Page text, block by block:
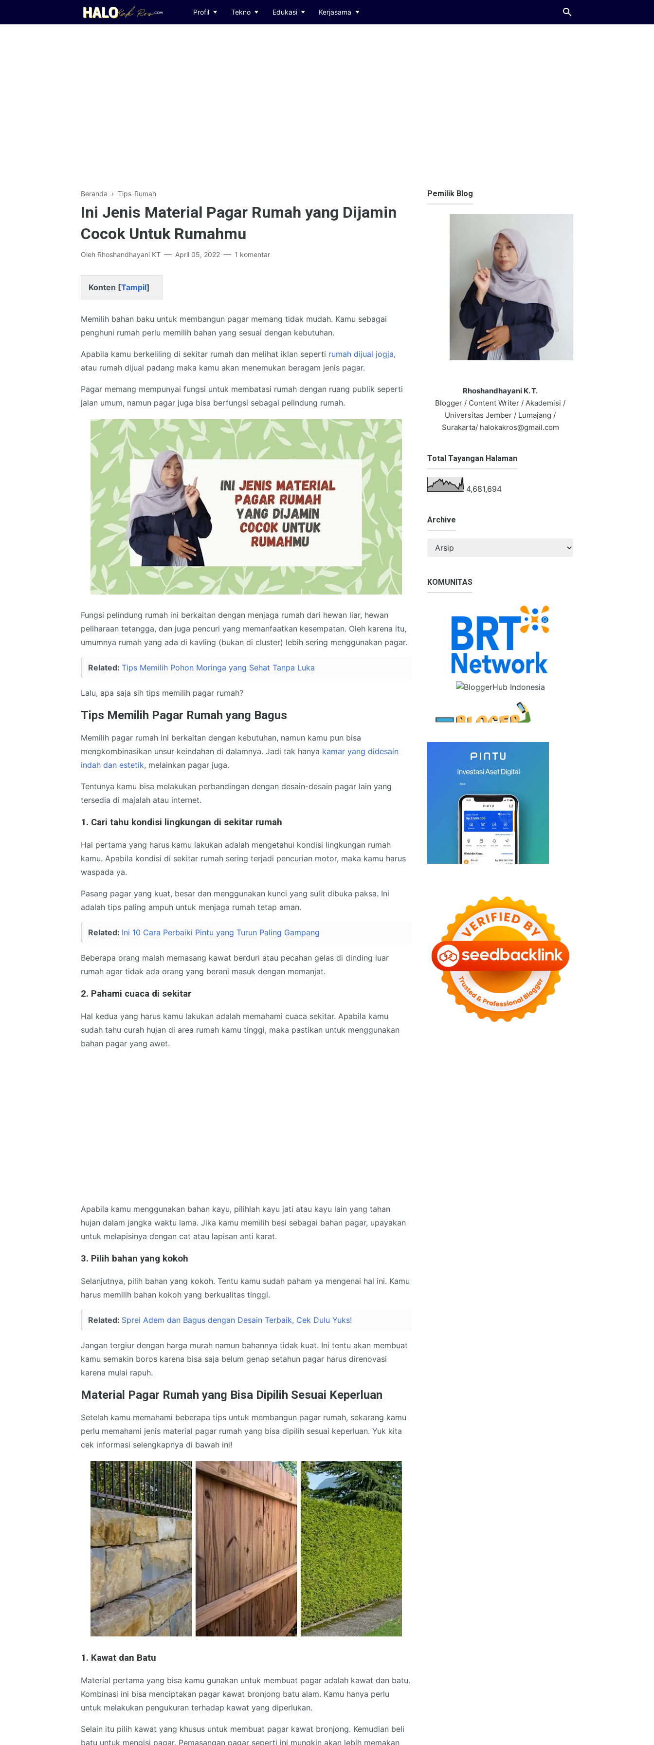
Profil Tekno Edukasi Kerjasama
Beranda › Tips-Rumah
Ini Jenis Material Pagar Rumah yang Dijamin
Cocok Untuk Rumahmu
Oleh Rhoshandhayani KT April 05, 2022 1 komentar
Konten [Tampil]
Memilih bahan baku untuk membangun pagar memang tidak mudah. Kamu sebagai
penghuni rumah perlu memilih bahan yang sesuai dengan kebutuhan.
Apabila kamu berkeliling di sekitar rumah dan melihat iklan seperti rumah dijual jogja,
atau rumah dijual padang maka kamu akan menemukan beragam jenis pagar.
Pagar memang mempunyai fungsi untuk membatasi rumah dengan ruang publik seperti
jalan umum, namun pagar juga bisa berfungsi sebagai pelindung rumah.
Fungsi pelindung rumah ini berkaitan dengan menjaga rumah dari hewan liar, hewan
peliharaan tetangga, dan juga pencuri yang memanfaatkan kesempatan. Oleh karena itu,
umumnya rumah yang ada di kavling (bukan di cluster) lebih sering menggunakan pagar.
Related: Tips Memilih Pohon Moringa yang Sehat Tanpa Luka
Lalu, apa saja sih tips memilih pagar rumah?
Tips Memilih Pagar Rumah yang Bagus
Memilih pagar rumah ini berkaitan dengan kebutuhan, namun kamu pun bisa
mengkombinasikan unsur keindahan di dalamnya. Jadi tak hanya kamar yang didesain
indah dan estetik, melainkan pagar juga.
Tentunya kamu bisa melakukan perbandingan dengan desain-desain pagar lain yang
tersedia di majalah atau internet.
1. Cari tahu kondisi lingkungan di sekitar rumah
Hal pertama yang harus kamu lakukan adalah mengetahui kondisi lingkungan rumah
kamu. Apabila kondisi di sekitar rumah sering terjadi pencurian motor, maka kamu harus
waspada ya.
Pasang pagar yang kuat, besar dan menggunakan kunci yang sulit dibuka paksa. Ini
adalah tips paling ampuh untuk menjaga rumah tetap aman.
Related: Ini 10 Cara Perbaiki Pintu yang Turun Paling Gampang
Beberapa orang malah memasang kawat berduri atau pecahan gelas di dinding luar
rumah agar tidak ada orang yang berani masuk dengan memanjat.
2. Pahami cuaca di sekitar
Hal kedua yang harus kamu lakukan adalah memahami cuaca sekitar. Apabila kamu
sudah tahu curah hujan di area rumah kamu tinggi, maka pastikan untuk menggunakan
bahan pagar yang awet.
Apabila kamu menggunakan bahan kayu, pilihlah kayu jati atau kayu lain yang tahan
hujan dalam jangka waktu lama. Jika kamu memilih besi sebagai bahan pagar, upayakan
untuk melapisinya dengan cat atau lapisan anti karat.
3. Pilih bahan yang kokoh
Selanjutnya, pilih bahan yang kokoh. Tentu kamu sudah paham ya mengenai hal ini. Kamu
harus memilih bahan kokoh yang berkualitas tinggi.
Related: Sprei Adem dan Bagus dengan Desain Terbaik, Cek Dulu Yuks!
Jangan tergiur dengan harga murah namun bahannya tidak kuat. Ini tentu akan membuat
kamu semakin boros karena bisa saja belum genap setahun pagar harus direnovasi
karena mulai rapuh.
Material Pagar Rumah yang Bisa Dipilih Sesuai Keperluan
Setelah kamu memahami beberapa tips untuk membangun pagar rumah, sekarang kamu
perlu memahami jenis material pagar rumah yang bisa dipilih sesuai keperluan. Yuk kita
cek informasi selengkapnya di bawah ini!
1. Kawat dan Batu
Material pertama yang bisa kamu gunakan untuk membuat pagar adalah kawat dan batu.
Kombinasi ini bisa menciptakan pagar kawat bronjong batu alam. Kamu hanya perlu
untuk melakukan pengukuran terhadap kawat yang diperlukan.
Selain itu pilih kawat yang khusus untuk membuat pagar kawat bronjong. Kemudian beli
batu untuk mengisi pagar. Pemasangan pagar seperti ini mungkin akan lebih memakan
Pemilik Blog
Rhoshandhayani K. T.
Blogger / Content Writer / Akademisi /
Universitas Jember / Lumajang /
Surakarta/ halokakros@gmail.com
Total Tayangan Halaman
4,681,694
Archive
KOMUNITAS